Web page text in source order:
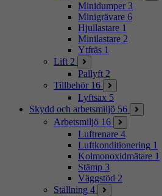
Minidumper 3
Minigrävare 6
Hjullastare 1
Minilastare 2
Ytfräs 1
Lift 2
Pallyft 2
Tillbehör 16
Lyftsax 5
Skydd och arbetsmiljö 56
Arbetsmiljö 16
Luftrenare 4
Luftkonditionering 1
Kolmonoxidmätare 1
Stämp 3
Väggstöd 2
Ställning 4